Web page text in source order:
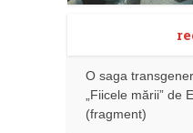
O saga
„Fiicele mării” de
(fragment)